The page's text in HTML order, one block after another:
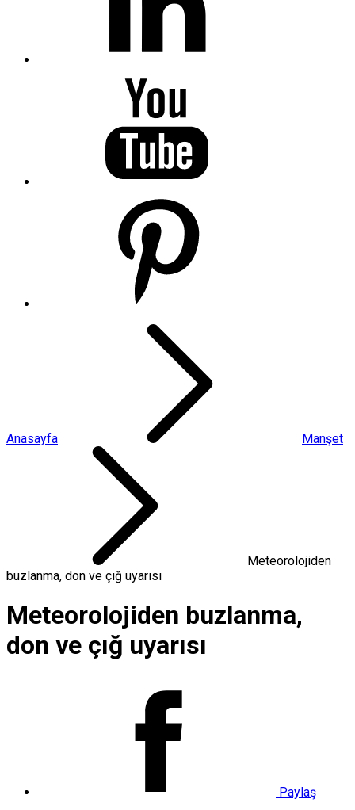
Anasayfa Manşet
Meteorolojiden
buzlanma, don ve çığ uyarısı
Meteorolojiden buzlanma,
don ve çığ uyarısı
Paylaş